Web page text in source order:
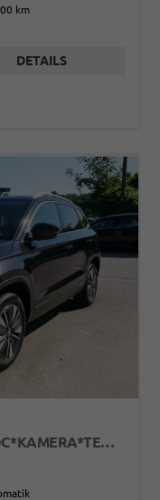
km
DETAILS
SELECTION 1.5 TSI DSG*ACC*PDC*KAMERA*TEMPOMAT*LED*SMARTLINK*KLIMA*RADIO*17-ZOLL